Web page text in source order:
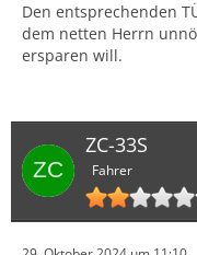
Den entsprechenden
dem netten Herrn
ersparen will.
ZC-33S
Fahrer